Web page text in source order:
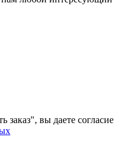
вы даете согласие